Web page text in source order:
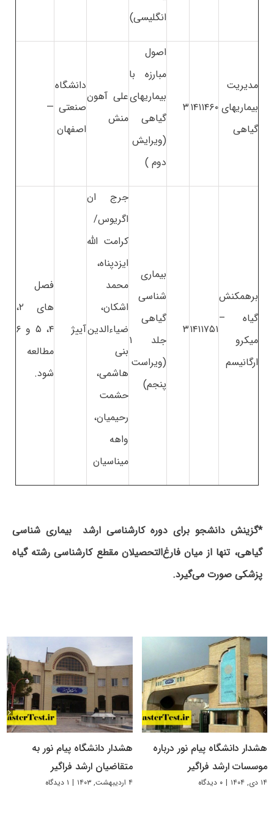
انگلیسی)
مدیریت
بیماریهای
گیاهی
۱۴۱۱۴۶۰۳
اصول
مبارزه با
بیماریهای
گیاهی
(ویرایش
دوم )
علی آهون
منش
دانشگاه
صنعتی
اصفهان
—
برهمکنش
گیاه –
میکرو
ارگانیسم
۱۴۱۱۷۵۱۳
بیماری
شناسی
گیاهی
جلد ۱
(ویراست
پنجم)
جرج ان
اگریوس/
کرامت الله
ایزدپناه،
محمد
اشکان،
ضیاءالدین
بنی
هاشمی،
حشمت
رحیمیان،
واهه
میناسیان
آییژ
فصل
های ۲،
۴، ۵ و ۶
مطالعه
شود.
*گزینش دانشجو برای دوره کارشناسی ارشد بیماری شناسی
گیاهی، تنها از میان فارغ‌التحصیلان مقطع کارشناسی رشته گیاه
پزشکی صورت می‌گیرد.
هشدار دانشگاه پیام نور درباره
موسسات ارشد فراگیر
۱۴ دی, ۱۴۰۴ | ۰ دیدگاه
هشدار دانشگاه پیام نور به
متقاضیان ارشد فراگیر
۴ اردیبهشت, ۱۴۰۳ | ۱ دیدگاه